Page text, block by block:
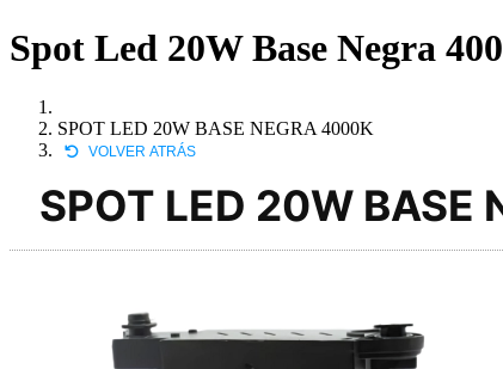
Spot Led 20W Base Negra
SPOT LED 20W BASE NEGRA 4000K
VOLVER ATRÁS
SPOT LED 20W BASE